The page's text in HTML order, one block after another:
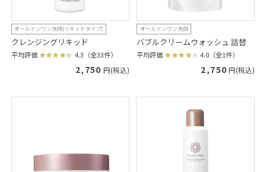
オールインワン洗顔(リキッドタイプ)
クレンジングリキッド
平均評価 4.3（全33件）
2,750 円(税込)
オールインワン洗顔
バブルクリームウォッシュ 詰替
平均評価 4.0（全1件）
2,750 円(税込)